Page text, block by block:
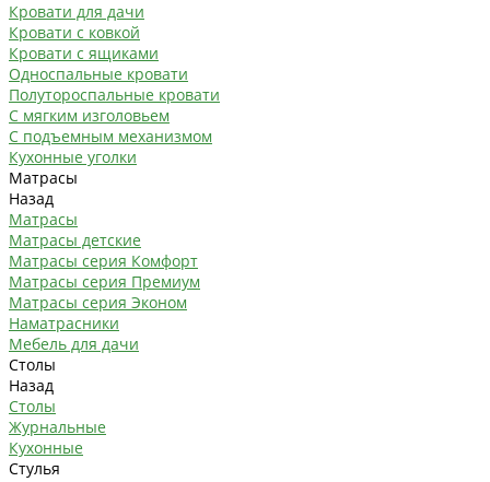
Кровати для дачи
Кровати с ковкой
Кровати с ящиками
Односпальные кровати
Полутороспальные кровати
С мягким изголовьем
С подъемным механизмом
Кухонные уголки
Матрасы
Назад
Матрасы
Матрасы детские
Матрасы серия Комфорт
Матрасы серия Премиум
Матрасы серия Эконом
Наматрасники
Мебель для дачи
Столы
Назад
Столы
Журнальные
Кухонные
Стулья